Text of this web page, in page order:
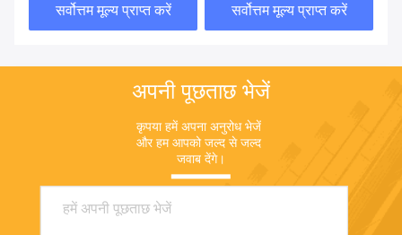
सर्वोत्तम मूल्य प्राप्त करें सर्वोत्तम मूल्य प्राप्त करें
अपनी पूछताछ भेजें
कृपया हमें अपना अनुरोध भेजें
और हम आपको जल्द से जल्द
जवाब देंगे।